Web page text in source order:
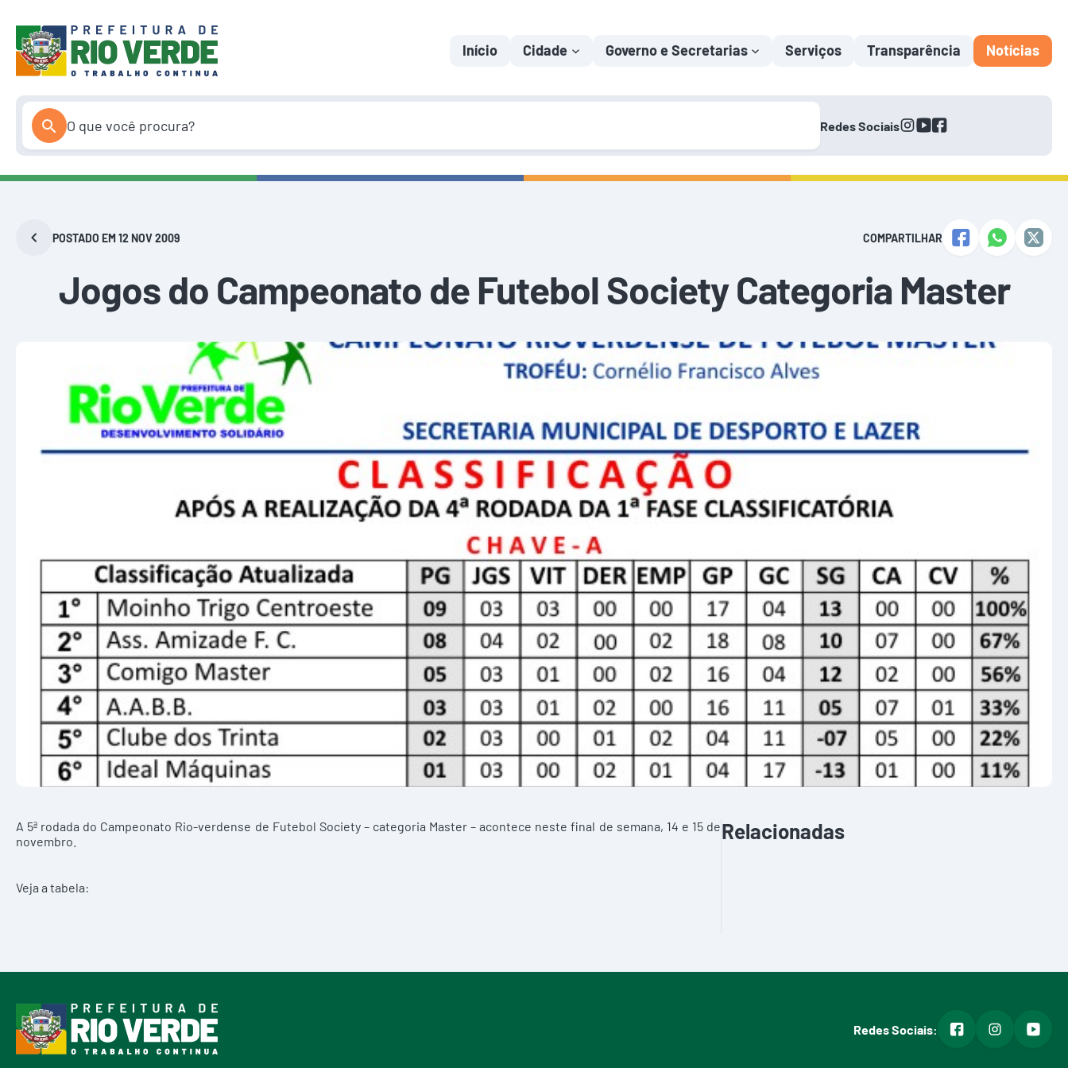
para
conteúdo
Início Cidade Governo e Secretarias Serviços Transparência Notícias
Redes Sociaisinstagram
youtube
facebook
POSTADO EM 12 NOV 2009 COMPARTILHAR
Jogos do Campeonato de Futebol Society Categoria Master
A 5ª rodada do Campeonato Rio-verdense de Futebol Society – categoria Master – acontece neste final de semana, 14 e 15 de
novembro.
Veja a tabela:
Relacionadas
Redes Sociais: facebookinstagram